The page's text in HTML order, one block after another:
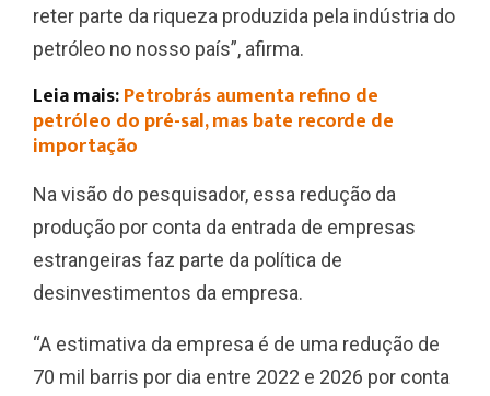
reter parte da riqueza produzida pela indústria do
petróleo no nosso país”, afirma.
Leia mais:Petrobrás aumenta refino de
petróleo do pré-sal, mas bate recorde de
importação
Na visão do pesquisador, essa redução da
produção por conta da entrada de empresas
estrangeiras faz parte da política de
desinvestimentos da empresa.
“A estimativa da empresa é de uma redução de
70 mil barris por dia entre 2022 e 2026 por conta